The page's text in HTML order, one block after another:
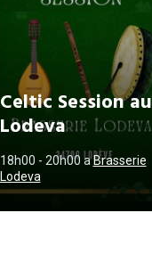
Celtic Session au
Lodeva
18h00 - 20h00 aBrasserie
Lodeva